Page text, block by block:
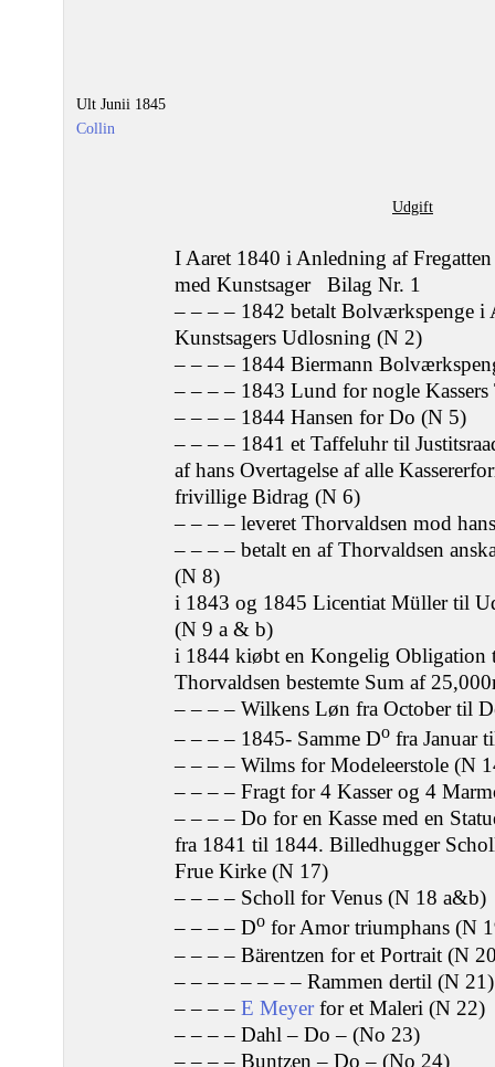
Ult Junii 1845
Collin
Udgift
I Aaret 1840 i Anledning af
med Kunstsager Bilag Nr. 1
– – – – 1842 betalt Bolværkspenge i
Kunstsagers Udlosning (N 2)
– – – – 1844 Biermann
– – – – 1843 Lund for nogle
– – – – 1844 Hansen for Do (N 5)
– – – – 1841 et Taffeluhr til
af hans Overtagelse af alle
frivillige Bidrag (N 6)
– – – – leveret Thorvaldsen mod
– – – – betalt en af Thorvaldsen
(N 8)
i 1843 og 1845 Licentiat Müller til
(N 9 a & b)
i 1844 kiøbt en Kongelig Obligation
Thorvaldsen bestemte Sum af
– – – – Wilkens Løn fra October til
– – – – 1845- Samme Do fra Januar
– – – – Wilms for Modeleerstole (N
– – – – Fragt for 4 Kasser og 4
– – – – Do for en Kasse med en
fra 1841 til 1844. Billedhugger
Frue Kirke (N 17)
– – – – Scholl for Venus (N 18 a&b)
– – – – Do for Amor triumphans (N
– – – – Bärentzen for et Portrait (N
– – – – – – – – Rammen dertil (N 21)
– – – – E Meyerfor et Maleri (N 22)
– – – – Dahl – Do – (No 23)
– – – – Buntzen – Do – (No 24)